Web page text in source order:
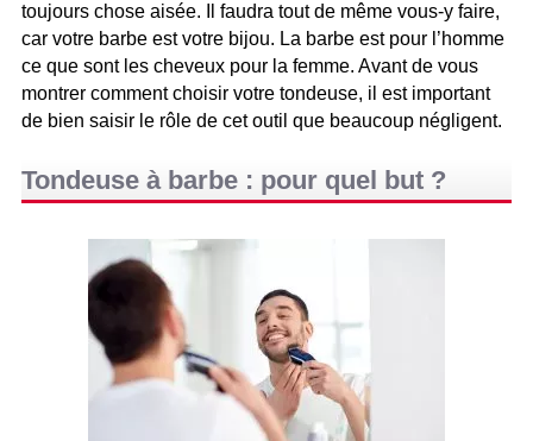
toujours chose aisée. Il faudra tout de même vous-y faire,
car votre barbe est votre bijou. La barbe est pour l’homme
ce que sont les cheveux pour la femme. Avant de vous
montrer comment choisir votre tondeuse, il est important
de bien saisir le rôle de cet outil que beaucoup négligent.
Tondeuse à barbe : pour quel but ?